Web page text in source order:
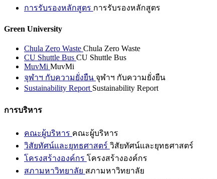
การรับรองหลักสูตร การรับรองหลักสูตร
Green University
Chula Zero Waste Chula Zero Waste
CU Shuttle Bus CU Shuttle Bus
MuvMi MuvMi
จุฬาฯ กับความยั่งยืน จุฬาฯ กับความยั่งยืน
Sustainability Report Sustainability Report
การบริหาร
คณะผู้บริหาร คณะผู้บริหาร
วิสัยทัศน์และยุทธศาสตร์ วิสัยทัศน์และยุทธศาสตร์
โครงสร้างองค์กร โครงสร้างองค์กร
สภามหาวิทยาลัย สภามหาวิทยาลัย